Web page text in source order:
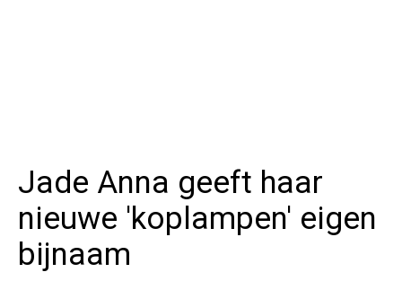
Jade Anna geeft haar
nieuwe 'koplampen' eigen
bijnaam